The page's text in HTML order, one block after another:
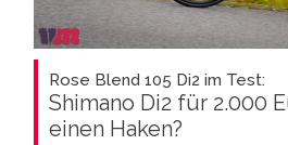
Rose Blend 105 Di2 im Test:
Shimano Di2 für 2.000
einen Haken?